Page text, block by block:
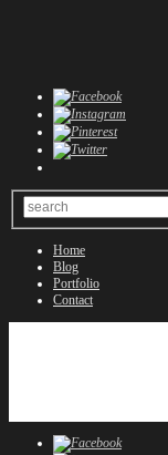
Home
Blog
Portfolio
Contact